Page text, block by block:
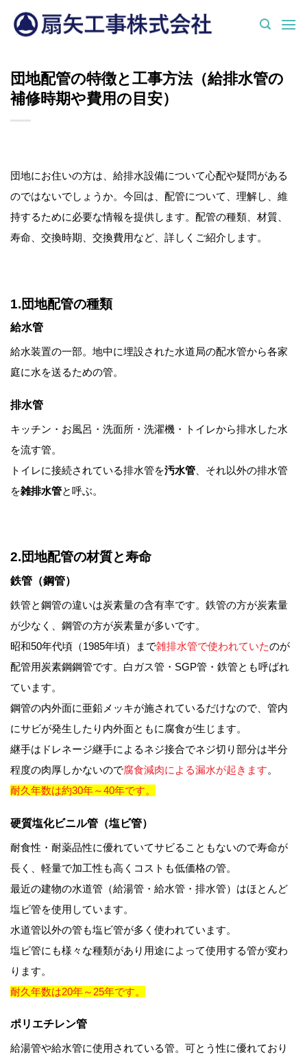
団地配管の特徴と工事方法（給排水管の
補修時期や費用の目安）
団地にお住いの方は、給排水設備について心配や疑問がある
のではないでしょうか。今回は、配管について、理解し、維
持するために必要な情報を提供します。配管の種類、材質、
寿命、交換時期、交換費用など、詳しくご紹介します。
1.団地配管の種類
給水管
給水装置の一部。地中に埋設された水道局の配水管から各家
庭に水を送るための管。
排水管
キッチン・お風呂・洗面所・洗濯機・トイレから排水した水
を流す管。
トイレに接続されている排水管を汚水管 、それ以外の排水管
を雑排水管と呼ぶ。
2.団地配管の材質と寿命
鉄管（鋼管）
鉄管と鋼管の違いは炭素量の含有率です。鉄管の方が炭素量
が少なく、鋼管の方が炭素量が多いです。
昭和50年代頃（1985年頃）まで雑排水管で使われていたのが
配管用炭素鋼鋼管です。白ガス管・SGP管・鉄管とも呼ばれ
ています。
鋼管の内外面に亜鉛メッキが施されているだけなので、管内
にサビが発生したり内外面ともに腐食が生じます。
継手はドレネージ継手によるネジ接合でネジ切り部分は半分
程度の肉厚しかないので腐食減肉による漏水が起きます。
耐久年数は約30年～40年です。
硬質塩化ビニル管（塩ビ管）
耐食性・耐薬品性に優れていてサビることもないので寿命が
長く、軽量で加工性も高くコストも低価格の管。
最近の建物の水道管（給湯管・給水管・排水管）はほとんど
塩ビ管を使用しています。
水道管以外の管も塩ビ管が多く使われています。
塩ビ管にも様々な種類があり用途によって使用する管が変わ
ります。
耐久年数は20年～25年です。
ポリエチレン管
給湯管や給水管に使用されている管。可とう性に優れており